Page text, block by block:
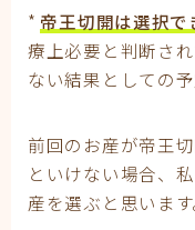
* 帝王切開は選択で
療上必要と判断さ
ない結果としての
前回のお産が帝王
といけない場合、
産を選ぶと思います